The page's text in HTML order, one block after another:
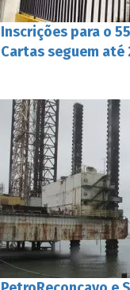
Inscrições para o
Cartas seguem até